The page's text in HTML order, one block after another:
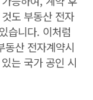
도 부동산 전자
습니다. 이처럼
동산 전자계약시
는 국가 공인 시